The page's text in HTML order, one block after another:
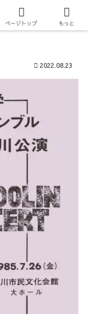
2022.08.23
ページトップ もっと